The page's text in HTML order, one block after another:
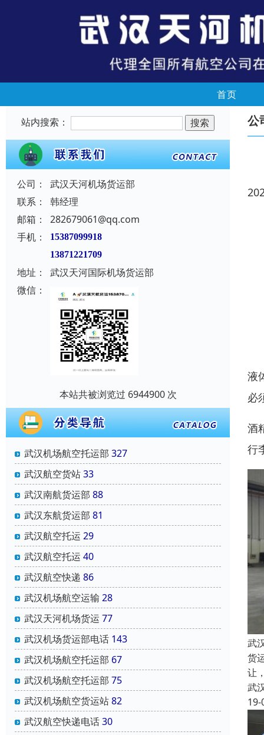
首页
站内搜索：
公司：
武汉天河机场货运部
联系：
韩经理
邮箱：
282679061@qq.com
手机：
15387099918
13871221709
地址：
武汉天河国际机场货运部
微信：
本站共被浏览过 6944900 次
武汉机场航空托运部 327
武汉航空货站33
武汉南航货运部 88
武汉东航货运部 81
武汉航空托运 29
武汉航空托运 40
武汉航空快递 86
武汉机场航空运输 28
武汉天河机场货运 77
武汉机场货运部电话 143
武汉机场航空托运部 67
武汉机场航空托运部 75
武汉机场航空货运站82
武汉航空快递电话30
公
液
必
酒
行
武
货
让
武
19-